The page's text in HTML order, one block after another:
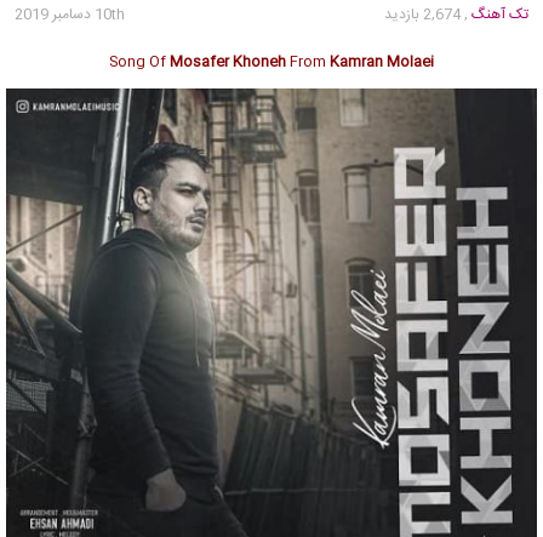
تک آهنگ , 2,674 بازدید
10th دسامبر 2019
Song OfMosafer KhonehFrom Kamran Molaei